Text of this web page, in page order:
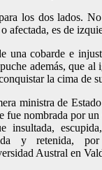
los dos lados.
afectada, es de
una cobarde e
además, que al
la cima de
ministra de
fue nombrada por
insultada,
y retenida, por
Austral en